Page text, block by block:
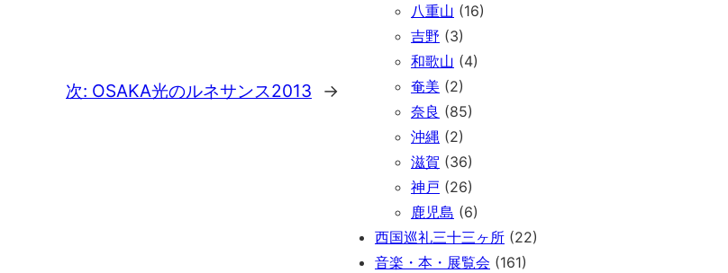
次: OSAKA光のルネサンス2013 →
八重山 (16)
吉野 (3)
和歌山 (4)
奄美 (2)
奈良 (85)
沖縄 (2)
滋賀 (36)
神戸 (26)
鹿児島 (6)
西国巡礼三十三ヶ所 (22)
音楽・本・展覧会 (161)